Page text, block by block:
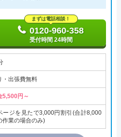
まずは電話相談！
0120-960-358
受付時間 24時間
・出張費無料
5,500円～
ージを見たで3,000円割引(合計8,000
作業の場合のみ)